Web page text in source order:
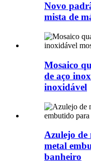
Novo
mista de
Mosaico
de aço
inoxidável
Azulejo de
metal
banheiro